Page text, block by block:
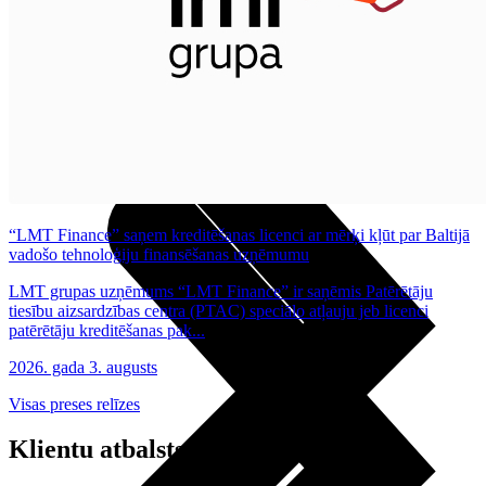
Maksas un tarifi Latvijā
Maksas un tarifi ārzemēs
LMT Kartes iespējas
“LMT Finance” saņem kreditēšanas licenci ar mērķi kļūt par Baltijā
vadošo tehnoloģiju finansēšanas uzņēmumu
LMT grupas uzņēmums “LMT Finance” ir saņēmis Patērētāju
tiesību aizsardzības centra (PTAC) speciālo atļauju jeb licenci
patērētāju kreditēšanas pak...
2026. gada 3. augusts
Visas preses relīzes
Klientu atbalsts